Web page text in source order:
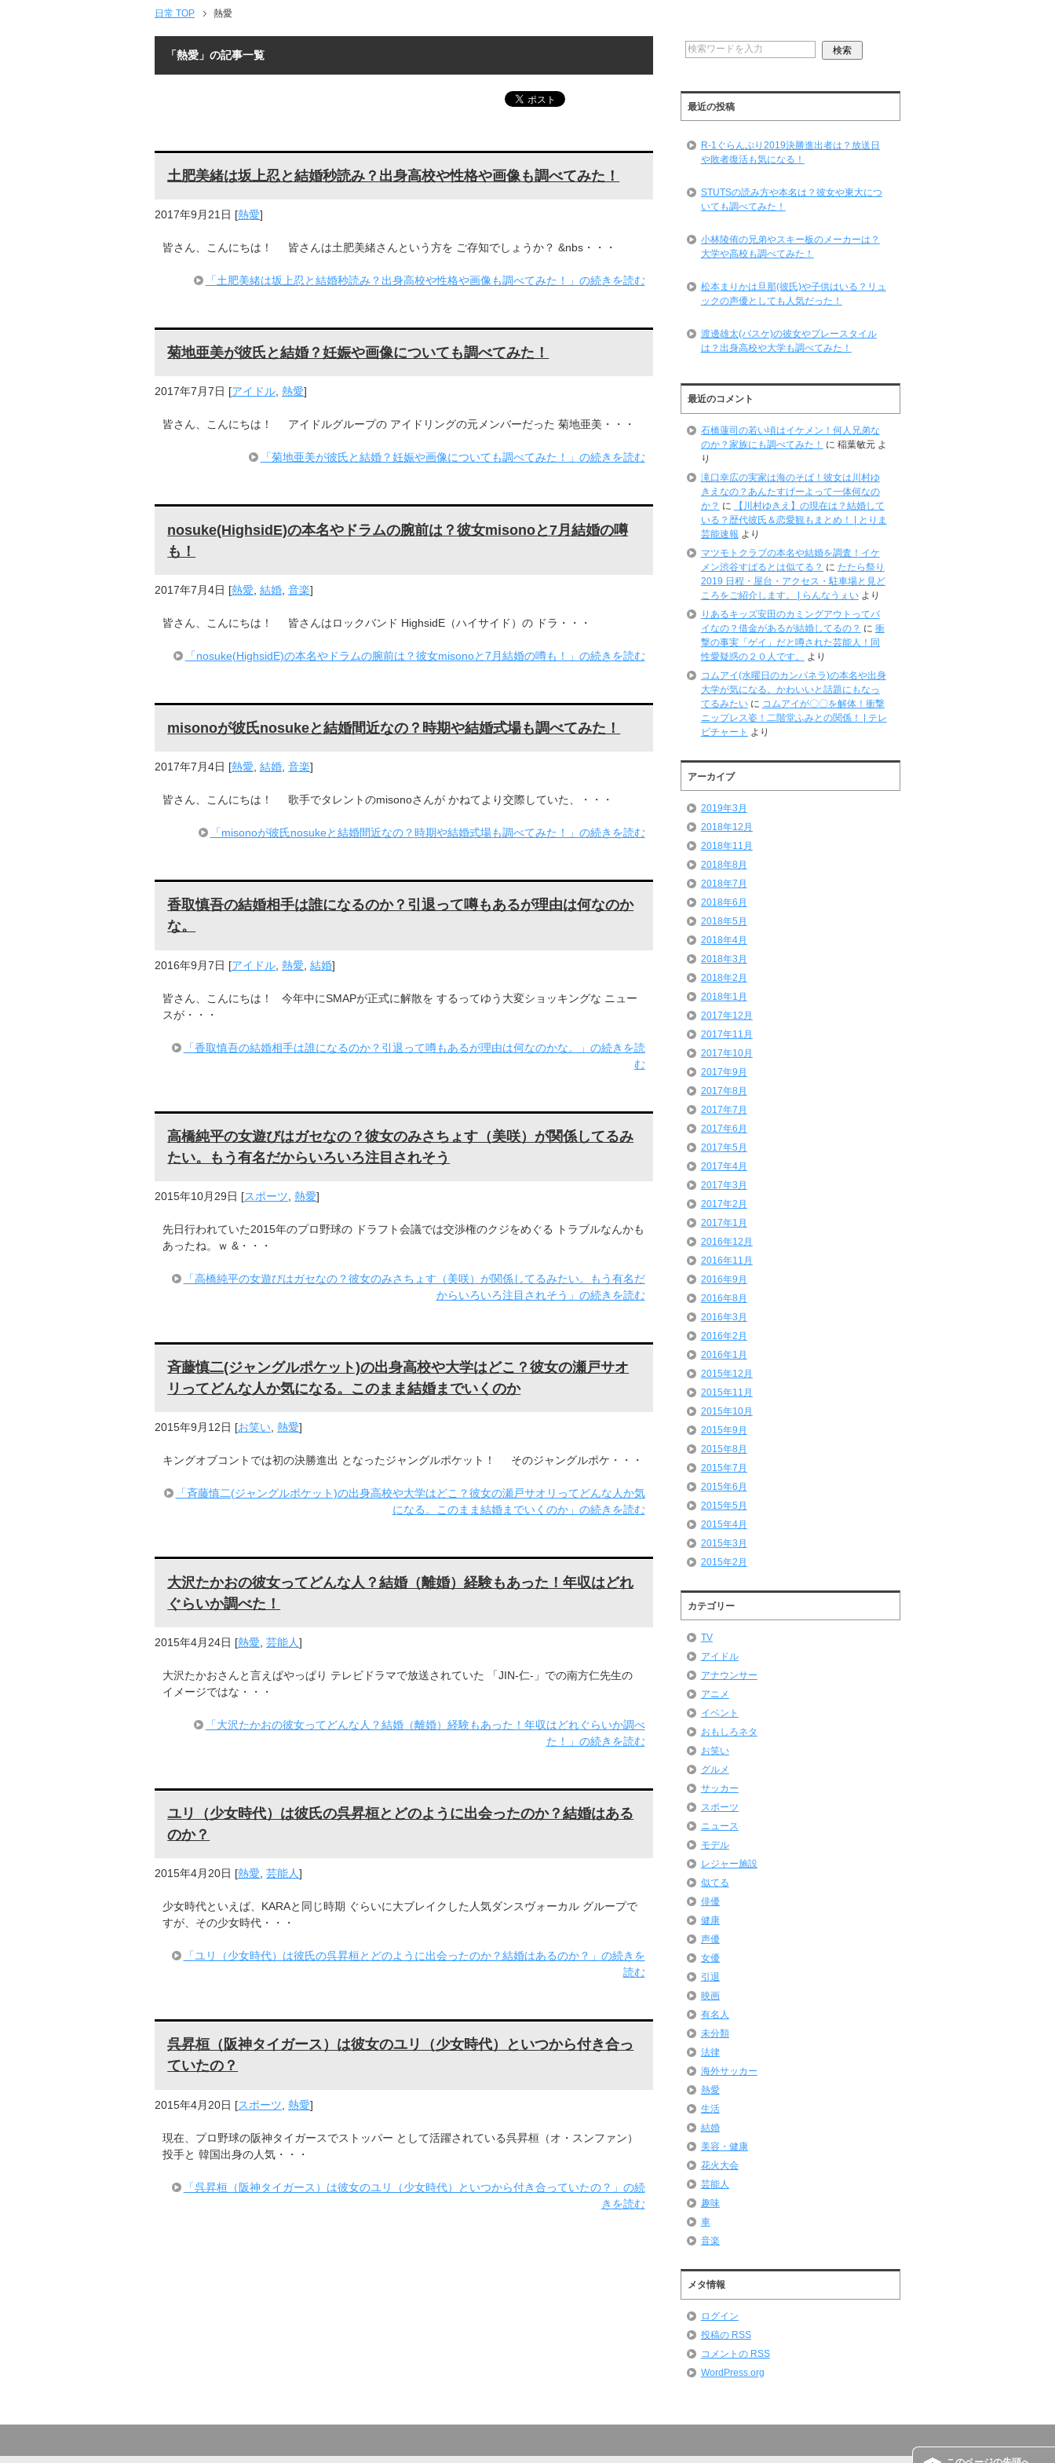
日常 TOP 熱愛
「熱愛」の記事一覧
土肥美緒は坂上忍と結婚秒読み？出身高校や性格や画像も調べてみた！
2017年9月21日 [熱愛]
皆さん、こんにちは！ 皆さんは土肥美緒さんという方を ご存知でしょうか？ &nbs・・・
「土肥美緒は坂上忍と結婚秒読み？出身高校や性格や画像も調べてみた！」の続きを読む
菊地亜美が彼氏と結婚？妊娠や画像についても調べてみた！
2017年7月7日 [アイドル, 熱愛]
皆さん、こんにちは！ アイドルグループの アイドリングの元メンバーだった 菊地亜美・・・
「菊地亜美が彼氏と結婚？妊娠や画像についても調べてみた！」の続きを読む
nosuke(HighsidE)の本名やドラムの腕前は？彼女misonoと7月結婚の噂
も！
2017年7月4日 [熱愛 結婚 音楽]
皆さん、こんにちは！ 皆さんはロックバンド HighsidE（ハイサイド）の ドラ・・・
「nosuke(HighsidE)の本名やドラムの腕前は？彼女misonoと7月結婚の噂も！」の続きを読む
misonoが彼氏nosukeと結婚間近なの？時期や結婚式場も調べてみた！
2017年7月4日 [熱愛 結婚 音楽]
皆さん、こんにちは！ 歌手でタレントのmisonoさんが かねてより交際していた、・・・
「misonoが彼氏nosukeと結婚間近なの？時期や結婚式場も調べてみた！」の続きを読む
香取慎吾の結婚相手は誰になるのか？引退って噂もあるが理由は何なのか
な。
2016年9月7日 [アイドル 熱愛 結婚]
皆さん、こんにちは！ 今年中にSMAPが正式に解散を するってゆう大変ショッキングな ニュー
スが・・・
「香取慎吾の結婚相手は誰になるのか？引退って噂もあるが理由は何なのかな。」の続きを読
む
高橋純平の女遊びはガセなの？彼女のみさちょす（美咲）が関係してるみ
たい。もう有名だからいろいろ注目されそう
2015年10月29日 [スポーツ 熱愛]
先日行われていた2015年のプロ野球の ドラフト会議では交渉権のクジをめぐる トラブルなんかも
あったね。ｗ &・・・
「高橋純平の女遊びはガセなの？彼女のみさちょす（美咲）が関係してるみたい。もう有名だ
からいろいろ注目されそう」の続きを読む
斉藤慎二(ジャングルポケット)の出身高校や大学はどこ？彼女の瀬戸サオ
リってどんな人か気になる。このまま結婚までいくのか
2015年9月12日 [お笑い, 熱愛]
キングオブコントでは初の決勝進出 となったジャングルポケット！ そのジャングルポケ・・・
「斉藤慎二(ジャングルポケット)の出身高校や大学はどこ？彼女の瀬戸サオリってどんな人か気
になる。このまま結婚までいくのか」の続きを読む
大沢たかおの彼女ってどんな人？結婚（離婚）経験もあった！年収はどれ
ぐらいか調べた！
2015年4月24日 [熱愛 芸能人]
大沢たかおさんと言えばやっぱり テレビドラマで放送されていた 「JIN-仁-」での南方仁先生の
イメージではな・・・
「大沢たかおの彼女ってどんな人？結婚（離婚）経験もあった！年収はどれぐらいか調べ
た！」の続きを読む
ユリ（少女時代）は彼氏の呉昇桓とどのように出会ったのか？結婚はある
のか？
2015年4月20日 [熱愛, 芸能人]
少女時代といえば、KARAと同じ時期 ぐらいに大ブレイクした人気ダンスヴォーカル グループで
すが、その少女時代・・・
「ユリ（少女時代）は彼氏の呉昇桓とどのように出会ったのか？結婚はあるのか？」の続きを
読む
呉昇桓（阪神タイガース）は彼女のユリ（少女時代）といつから付き合っ
ていたの？
2015年4月20日 [スポーツ 熱愛]
現在、プロ野球の阪神タイガースでストッパー として活躍されている呉昇桓（オ・スンファン）
投手と 韓国出身の人気・・・
「呉昇桓（阪神タイガース）は彼女のユリ（少女時代）といつから付き合っていたの？」の続
きを読む
最近の投稿
R-1ぐらんぷり2019決勝進出者は？放送日
や敗者復活も気になる！
STUTSの読み方や本名は？彼女や東大につ
いても調べてみた！
小林陵侑の兄弟やスキー板のメーカーは？
大学や高校も調べてみた！
松本まりかは旦那(彼氏)や子供はいる？リュ
ックの声優としても人気だった！
渡邊雄太(バスケ)の彼女やプレースタイル
は？出身高校や大学も調べてみた！
最近のコメント
石橋蓮司の若い頃はイケメン！何人兄弟な
のか？家族にも調べてみた！
に 稲葉敏元よ
り
滝口幸広の実家は海のそば！彼女は川村ゆ
きえなの？あんたすげーよって一体何なの
か？ に
【川村ゆきえ】の現在は？結婚して
いる？歴代彼氏＆恋愛観もまとめ！ | とりま
芸能速報 より
マツモトクラブの本名や結婚を調査！イケ
メン渋谷すばるとは似てる？ に たたら祭り
2019 日程・屋台・アクセス・駐車場と見ど
ころをご紹介します。 | らんなうぇいより
りあるキッズ安田のカミングアウトってバ
イなの？借金があるが結婚してるの？ に 衝
撃の事実「ゲイ」だと噂された芸能人！同
性愛疑惑の２０人です。
より
コムアイ(水曜日のカンパネラ)の本名や出身
大学が気になる。かわいいと話題にもなっ
てるみたいに コムアイが〇〇を解体！衝撃
ニップレス姿！二階堂ふみとの関係！ | テレ
ビチャート より
アーカイブ
2019年3月
2018年12月
2018年11月
2018年8月
2018年7月
2018年6月
2018年5月
2018年4月
2018年3月
2018年2月
2018年1月
2017年12月
2017年11月
2017年10月
2017年9月
2017年8月
2017年7月
2017年6月
2017年5月
2017年4月
2017年3月
2017年2月
2017年1月
2016年12月
2016年11月
2016年9月
2016年8月
2016年3月
2016年2月
2016年1月
2015年12月
2015年11月
2015年10月
2015年9月
2015年8月
2015年7月
2015年6月
2015年5月
2015年4月
2015年3月
2015年2月
カテゴリー
TV
アイドル
アナウンサー
アニメ
イベント
おもしろネタ
お笑い
グルメ
サッカー
スポーツ
ニュース
モデル
レジャー施設
似てる
俳優
健康
声優
女優
引退
映画
有名人
未分類
法律
海外サッカー
熱愛
生活
結婚
美容・健康
花火大会
芸能人
趣味
車
音楽
メタ情報
ログイン
投稿の RSS
コメントの RSS
WordPress.org